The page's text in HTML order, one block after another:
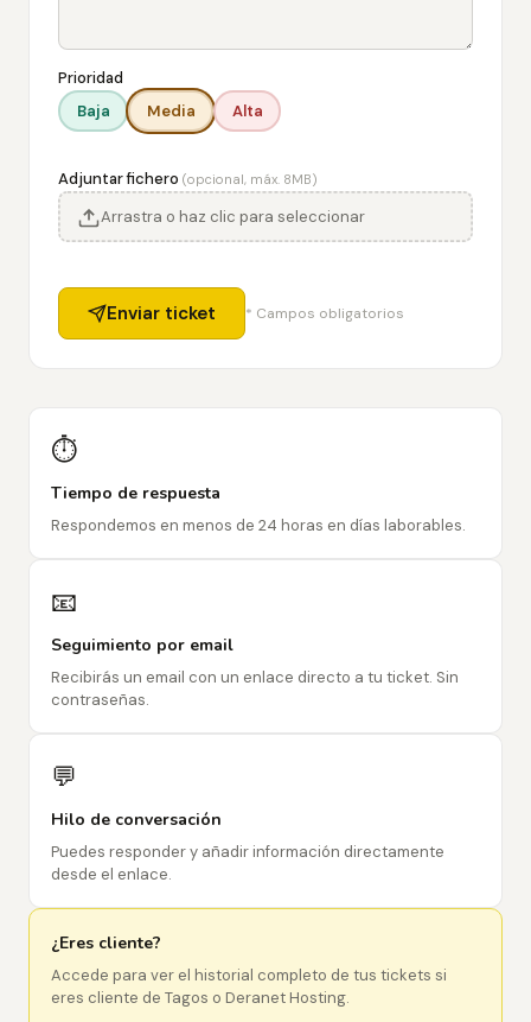
Prioridad
Baja
Media Alta
Adjuntar fichero (opcional, máx. 8MB)
Arrastra o haz clic para seleccionar
Enviar ticket * Campos obligatorios
⏱️
Tiempo de respuesta
Respondemos en menos de 24 horas en días laborables.
📧
Seguimiento por email
Recibirás un email con un enlace directo a tu ticket. Sin
contraseñas.
💬
Hilo de conversación
Puedes responder y añadir información directamente
desde el enlace.
¿Eres cliente?
Accede para ver el historial completo de tus tickets si
eres cliente de Tagos o Deranet Hosting.